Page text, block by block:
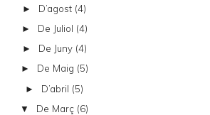
► D’agost (4)
► De Juliol (4)
► De Juny (4)
► De Maig (5)
► D’abril (5)
▼ De Març (6)